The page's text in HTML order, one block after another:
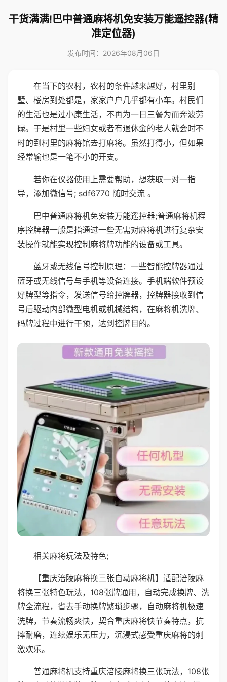
干货满满!巴中普通麻将机免安装万能遥控器(精
准定位器)
发布时间：2026年08月06日
在当下的农村，农村的条件越来越好，村里别
墅、楼房到处都是，家家户户几乎都有小车。村民们
的生活也是过小康生活，不再为一日三餐为而奔波劳
碌。于是村里一些妇女或者有退休金的老人就会时不
时的到村里的麻将馆去打麻将。虽然打得小，但如果
经常输也是一笔不小的开支。
若你在仪器使用上需要帮助，想获取一对一指
导，添加微信号; sdf6770 随时交流 。
巴中普通麻将机免安装万能遥控器;普通麻将机程
序控牌器一般是指通过一些无需对麻将机进行复杂安
装操作就能实现控制麻将牌功能的设备或工具。
蓝牙或无线信号控制原理：一些智能控牌器通过
蓝牙或无线信号与手机等设备连接。手机端软件预设
好牌型等指令，发送信号给控牌器，控牌器接收到信
号后驱动内部微型电机或机械结构，在麻将机洗牌、
码牌过程中进行干预，达到控牌目的。
相关麻将玩法及特色;
【重庆涪陵麻将换三张自动麻将机】适配涪陵麻
将换三张特色玩法，108张牌通用，自动完成换牌、洗
牌全流程，省去手动换牌繁琐步骤，自动麻将机极速
洗牌，节奏流畅爽快，契合重庆麻将快节奏特点，抗
摔耐磨，连续娱乐无压力，沉浸式感受重庆麻将的刺
激欢乐。
普通麻将机支持重庆涪陵麻将换三张玩法，108张